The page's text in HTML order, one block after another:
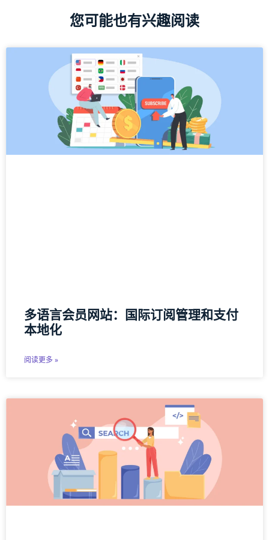
您可能也有兴趣阅读
多语言会员网站：国际订阅管理和支付
本地化
阅读更多 »